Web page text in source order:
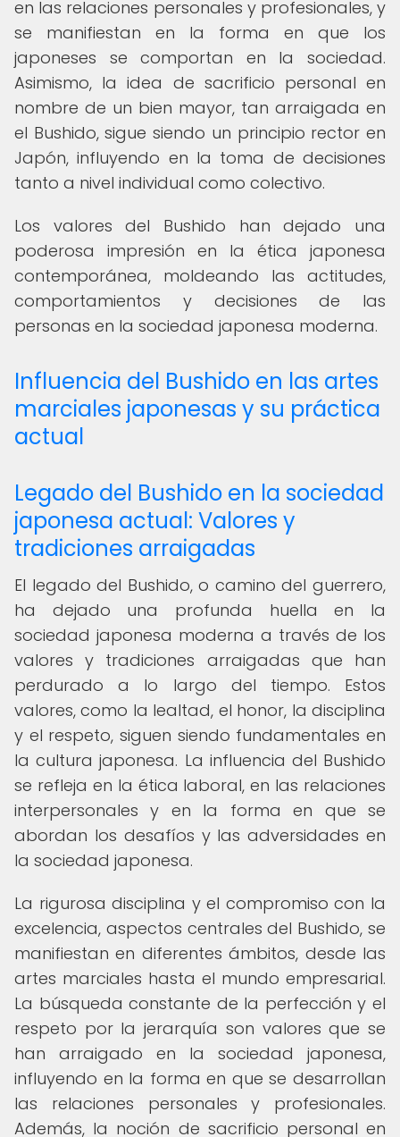
en las relaciones personales y profesionales, y
se manifiestan en la forma en que los
japoneses se comportan en la sociedad.
Asimismo, la idea de sacrificio personal en
nombre de un bien mayor, tan arraigada en
el Bushido, sigue siendo un principio rector en
Japón, influyendo en la toma de decisiones
tanto a nivel individual como colectivo.
Los valores del Bushido han dejado una
poderosa impresión en la ética japonesa
contemporánea, moldeando las actitudes,
comportamientos y decisiones de las
personas en la sociedad japonesa moderna.
Influencia del Bushido en las artes
marciales japonesas y su práctica
actual
Legado del Bushido en la sociedad
japonesa actual: Valores y
tradiciones arraigadas
El legado del Bushido, o camino del guerrero,
ha dejado una profunda huella en la
sociedad japonesa moderna a través de los
valores y tradiciones arraigadas que han
perdurado a lo largo del tiempo. Estos
valores, como la lealtad, el honor, la disciplina
y el respeto, siguen siendo fundamentales en
la cultura japonesa. La influencia del Bushido
se refleja en la ética laboral, en las relaciones
interpersonales y en la forma en que se
abordan los desafíos y las adversidades en
la sociedad japonesa.
La rigurosa disciplina y el compromiso con la
excelencia, aspectos centrales del Bushido, se
manifiestan en diferentes ámbitos, desde las
artes marciales hasta el mundo empresarial.
La búsqueda constante de la perfección y el
respeto por la jerarquía son valores que se
han arraigado en la sociedad japonesa,
influyendo en la forma en que se desarrollan
las relaciones personales y profesionales.
Además, la noción de sacrificio personal en